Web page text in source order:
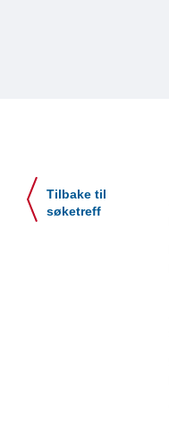
Tilbake til
søketreff